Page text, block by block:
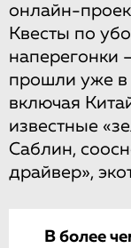
онлайн-
Квесты по
наперегонки
прошли уже в
включая
известные
Саблин,
драйвер»,
В более